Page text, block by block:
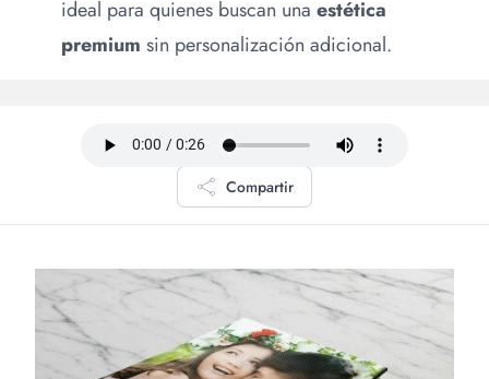
ideal para quienes buscan una estética
premium sin personalización adicional.
Compartir